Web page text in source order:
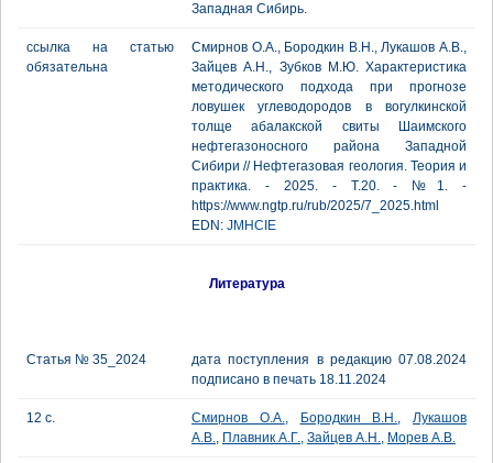
Западная Сибирь.
ссылка на статью
обязательна
Смирнов О.А., Бородкин В.Н., Лукашов А.В.,
Зайцев А.Н., Зубков М.Ю. Характеристика
методического подхода при прогнозе
ловушек углеводородов в вогулкинской
толще абалакской свиты Шаимского
нефтегазоносного района Западной
Сибири // Нефтегазовая геология. Теория и
практика. - 2025. - Т.20. - №1. -
https://www.ngtp.ru/rub/2025/7_2025.html
EDN: JMHCIE
Литература
Статья № 35_2024
дата поступления в редакцию 07.08.2024
подписано в печать 18.11.2024
12 с. Смирнов О.А., Бородкин В.Н., Лукашов
А.В., Плавник А.Г., Зайцев А.Н., Морев А.В.